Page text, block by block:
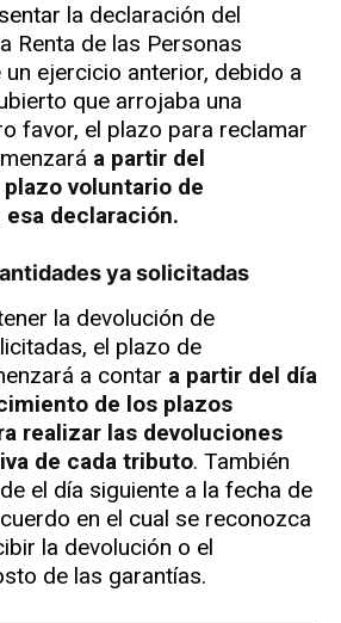
la declaración del
Renta de las Personas
un ejercicio anterior, debido a
que arrojaba una
favor, el plazo para reclamar
a partir del
voluntario de
declaración.
ya solicitadas
la devolución de
el plazo de
a contar a partir del día
de los plazos
realizar las devoluciones
de cada tributo. También
el día siguiente a la fecha de
en el cual se reconozca
la devolución o el
de las garantías.